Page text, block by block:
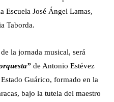
Escuela José Ángel Lamas,
Taborda.
la jornada musical, será
de Antonio Estévez
Guárico, formado en la
bajo la tutela del maestro